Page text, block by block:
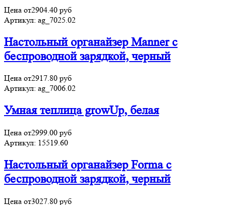
Цена от2904.40 руб
Артикул: ag_7025.02
Настольный органайзер Manner c
беспроводной зарядкой, черный
Цена от2917.80 руб
Артикул: ag_7006.02
Умная теплица growUp, белая
Цена от2999.00 руб
Артикул: 15519.60
Настольный органайзер Forma c
беспроводной зарядкой, черный
Цена от3027.80 руб